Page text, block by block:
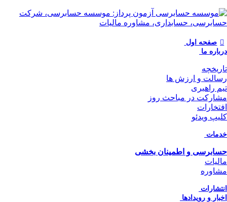
صفحه اول
درباره ما
تاریخچه
رسالت و ارزش ها
تیم راهبری
مشارکت در مباحث روز
افتخارات
کلیپ ویدئو
خدمات
حسابرسی و اطمینان بخشی
مالیات
مشاوره
انتشارات
اخبار و رویدادها